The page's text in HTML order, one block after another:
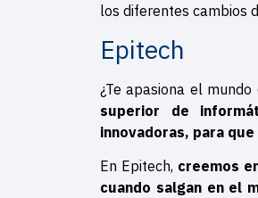
los diferentes cambios
Epitech
¿Te apasiona el
superior de
innovadoras, para
En Epitech, creemos
cuando salgan en el